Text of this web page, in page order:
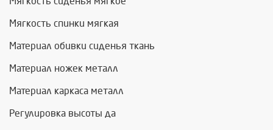
Мягкость спинки мягкая
Материал обивки сиденья ткань
Материал ножек металл
Материал каркаса металл
Регулировка высоты да